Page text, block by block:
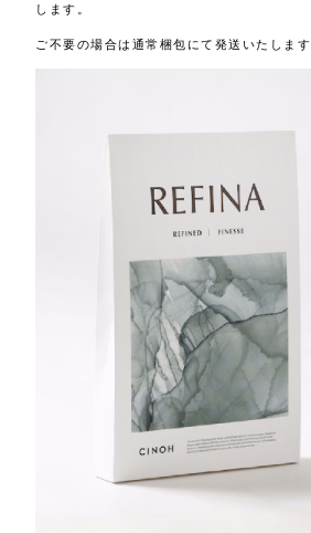
します。
ご不要の場合は通常梱包にて発送いたします